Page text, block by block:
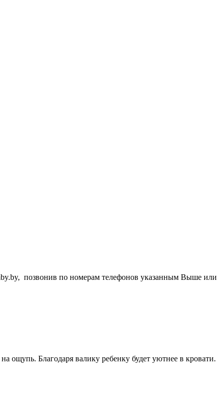
позвонив по номерам телефонов указанным Выше или
ощупь. Благодаря валику ребенку будет уютнее в кровати.